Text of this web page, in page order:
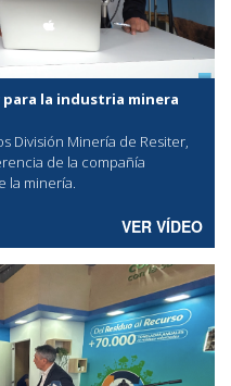
la industria minera
División Minería de Resiter,
de la compañía
la minería.
VER VÍDEO